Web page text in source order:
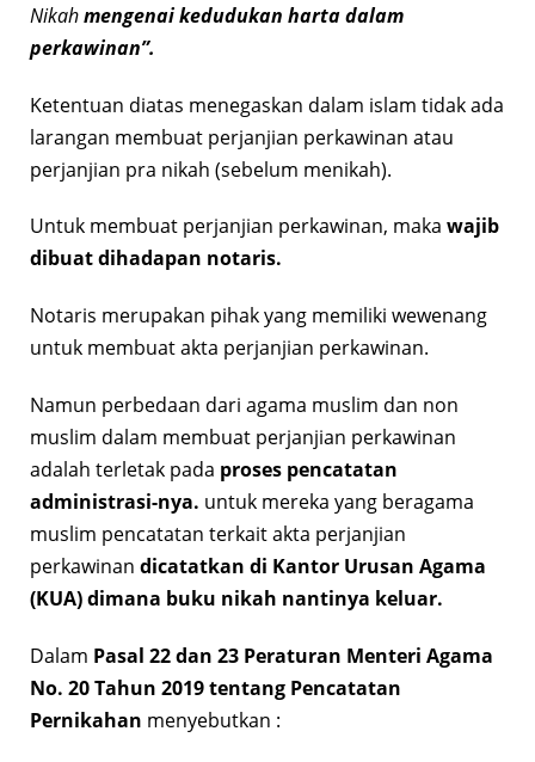
Nikahmengenai kedudukan harta dalam
perkawinan”.
Ketentuan diatas menegaskan dalam islam tidak ada
larangan membuat perjanjian perkawinan atau
perjanjian pra nikah (sebelum menikah).
Untuk membuat perjanjian perkawinan, maka wajib
dibuat dihadapan notaris.
Notaris merupakan pihak yang memiliki wewenang
untuk membuat akta perjanjian perkawinan.
Namun perbedaan dari agama muslim dan non
muslim dalam membuat perjanjian perkawinan
adalah terletak pada proses pencatatan
administrasi-nya. untuk mereka yang beragama
muslim pencatatan terkait akta perjanjian
perkawinan dicatatkan di Kantor Urusan Agama
(KUA) dimana buku nikah nantinya keluar.
Dalam Pasal 22 dan 23 Peraturan Menteri Agama
No. 20 Tahun 2019 tentang Pencatatan
Pernikahan menyebutkan :